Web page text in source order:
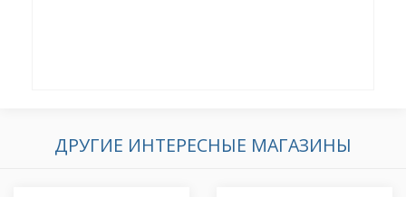
ДРУГИЕ ИНТЕРЕСНЫЕ МАГАЗИНЫ